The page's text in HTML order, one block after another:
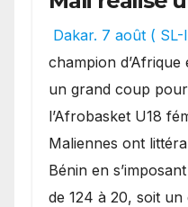
festival
une lourde
Bénin.
Dakar. 7 août ( SL-
champion
un grand coup
l’Afrobasket U18
Maliennes ont
Bénin en
de 124 à 20, soit